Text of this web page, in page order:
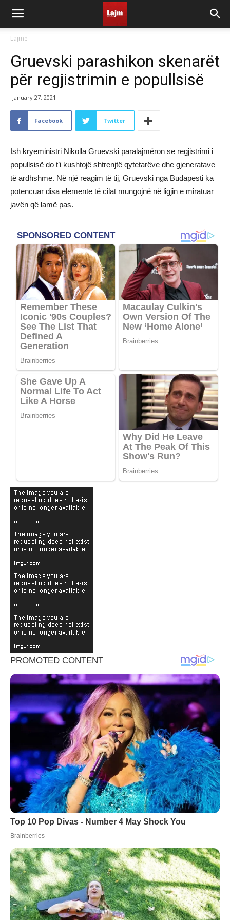
Lajme
Gruevski parashikon skenarët
për regjistrimin e popullsisë
January 27, 2021
Facebook Twitter
Ish kryeministri Nikolla Gruevski paralajmëron se regjistrimi i
popullsisë do t’i kushtojë shtrenjtë qytetarëve dhe gjeneratave
të ardhshme. Në një reagim të tij, Gruevski nga Budapesti ka
potencuar disa elemente të cilat mungojnë në ligjin e miratuar
javën që lamë pas.